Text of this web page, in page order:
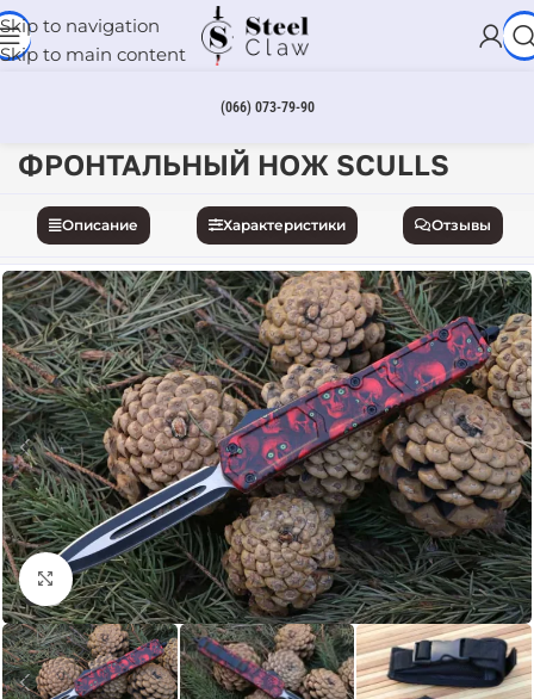
Skip to navigation
Skip to main content
(066) 073-79-90
ФРОНТАЛЬНЫЙ НОЖ SCULLS
Описание Характеристики Отзывы
Click to enlarge